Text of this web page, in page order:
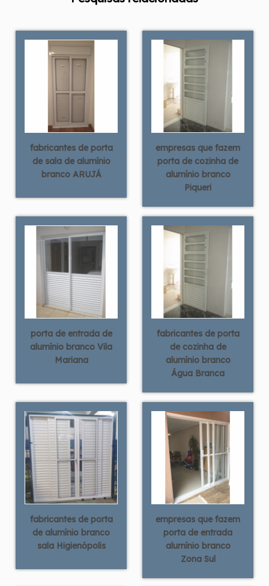
fabricantes de porta
de sala de alumínio
branco ARUJÁ
empresas que fazem
porta de cozinha de
alumínio branco
Piqueri
porta de entrada de
alumínio branco Vila
Mariana
fabricantes de porta
de cozinha de
alumínio branco
Água Branca
fabricantes de porta
de alumínio branco
sala Higienópolis
empresas que fazem
porta de entrada
alumínio branco
Zona Sul